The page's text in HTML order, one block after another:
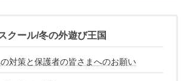
クール/冬の外遊び王国
対策と保護者の皆さまへのお願い